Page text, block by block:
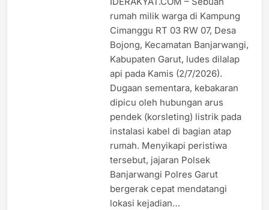
rumah milik warga di Kampung
Cimanggu RT 03 RW 07, Desa
Bojong, Kecamatan Banjarwangi,
Kabupaten Garut, ludes dilalap
api pada Kamis (2/7/2026).
Dugaan sementara, kebakaran
dipicu oleh hubungan arus
pendek (korsleting) listrik pada
instalasi kabel di bagian atap
rumah. Menyikapi peristiwa
tersebut, jajaran Polsek
Banjarwangi Polres Garut
bergerak cepat mendatangi
lokasi kejadian…